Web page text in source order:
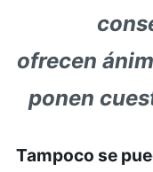
ofrecen
ponen
Tampoco se